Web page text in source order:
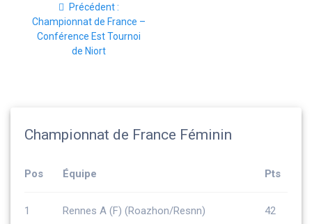
de
l’article
Précédent :Article
précédent
:
Championnat de France –
Conférence Est Tournoi
de Niort
Championnat de France Féminin
Pos Équipe Pts
1 Rennes A (F) (Roazhon/Resnn) 42